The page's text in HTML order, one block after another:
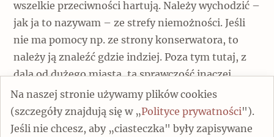
Na naszej stronie używamy plików cookies
(szczegóły znajdują się w „Polityce prywatności").
Jeśli nie chcesz, aby „ciasteczka" były zapisywane
wszelkie przeciwności hartują. Należy wychodzić –
jak ja to nazywam – ze strefy niemożności. Jeśli
nie ma pomocy np. ze strony konserwatora, to
należy ją znaleźć gdzie indziej. Poza tym tutaj, z
dala od dużego miasta, ta sprawczość inaczej
działa, jest dużo większa. Mamy więcej miejsca na
własną kreację, oczywiście w pewnych ramach. To
prowadzenie życia w zgodzie z własnym